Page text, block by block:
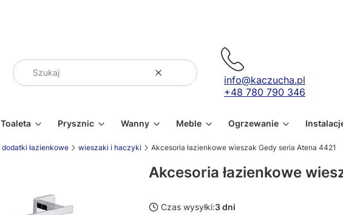
WyczyśćSzukaj
info@kaczucha.pl
+48 780 790 346
Toaleta Prysznic Wanny Meble Ogrzewanie
dodatki łazienkowe wieszaki i haczyki Akcesoria łazienkowe wieszak Gedy seria Atena 4421
Akcesoria łazienkowe
Czas wysyłki:3 dni